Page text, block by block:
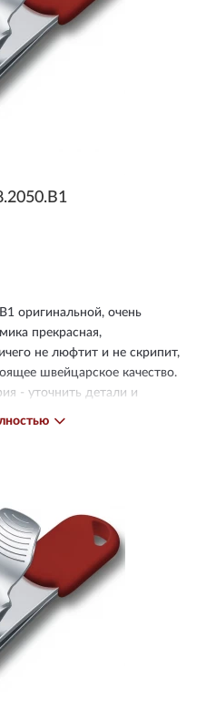
оригинальной, очень
прекрасная,
не люфтит и не скрипит,
швейцарское качество.
- уточнить детали и
- очень вежливая, с
целом всем доволен.